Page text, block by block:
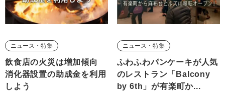
ニュース・特集
飲食店の火災は増加傾向
消化器設置の助成金を利用
しよう
ニュース・特集
ふわふわパンケーキが人気
のレストラン「Balcony
by 6th」が有楽町か...